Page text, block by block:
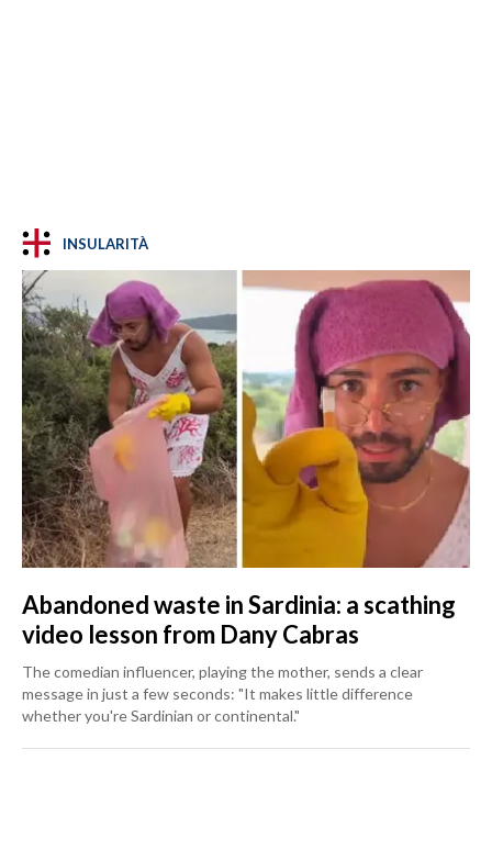
INSULARITÀ
Abandoned waste in Sardinia: a scathing
video lesson from Dany Cabras
The comedian influencer, playing the mother, sends a clear
message in just a few seconds: "It makes little difference
whether you're Sardinian or continental."